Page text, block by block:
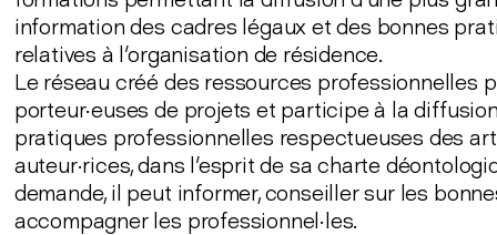
information des cadres légaux et des bonnes
relatives à l'organisation de résidence.
Le réseau créé des ressources professionnelles
porteur·euses de projets et participe à la
pratiques professionnelles respectueuses des
auteur·rices, dans l'esprit de sa charte
demande, il peut informer, conseiller sur les
accompagner les professionnel·les.